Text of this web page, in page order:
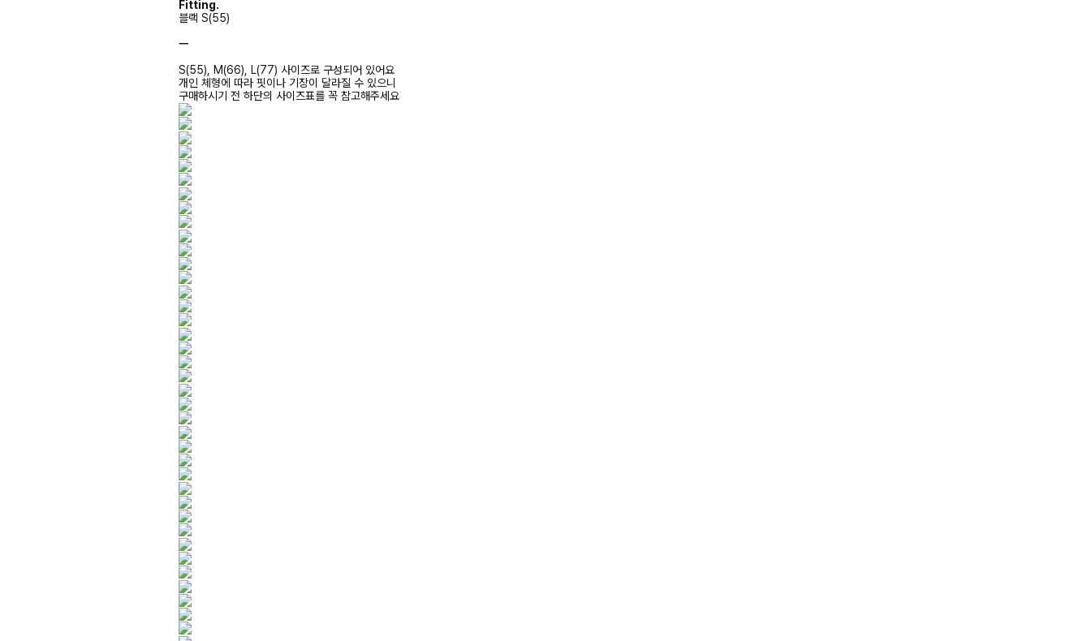
Fitting.
블랙 S(55)
ㅡ
S(55), M(66), L(77) 사이즈로 구성되어 있어요
개인 체형에 따라 핏이나 기장이 달라질 수 있으니
구매하시기 전 하단의 사이즈표를 꼭 참고해주세요